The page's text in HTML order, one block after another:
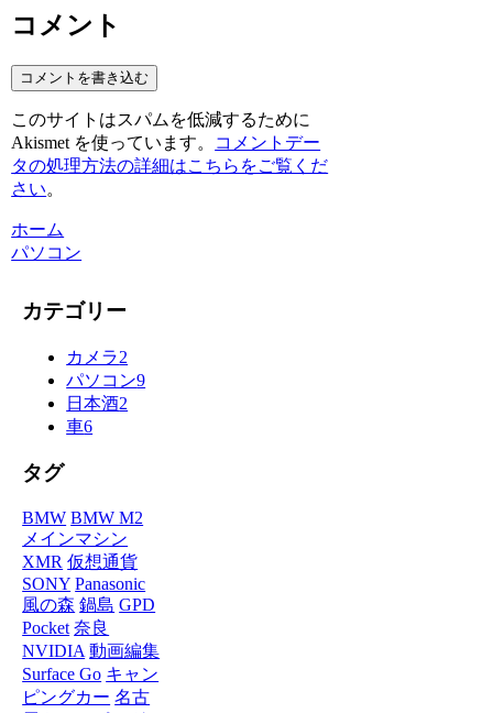
コメント
コメントを書き込む
このサイトはスパムを低減するために
Akismet を使っています。
コメントデー
タの処理方法の詳細はこちらをご覧くだ
さい。
ホーム
パソコン
カテゴリー
カメラ2
パソコン9
日本酒2
車6
タグ
BMW BMW M2
メインマシン
XMR 仮想通貨
SONY Panasonic
風の森 鍋島 GPD
Pocket 奈良
NVIDIA 動画編集
Surface Go キャン
ピングカー 名古